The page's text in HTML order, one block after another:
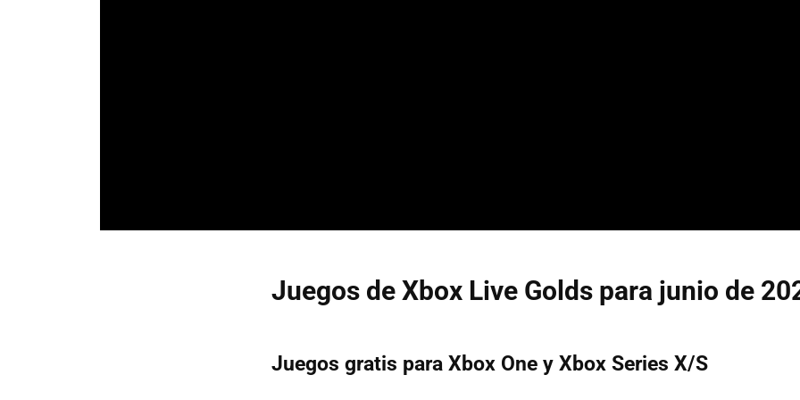
Juegos de Xbox Live Golds para junio de
Juegos gratis para Xbox One y Xbox Series X/S